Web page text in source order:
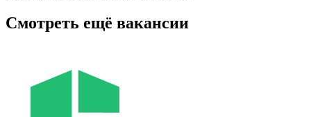
Смотреть ещё вакансии